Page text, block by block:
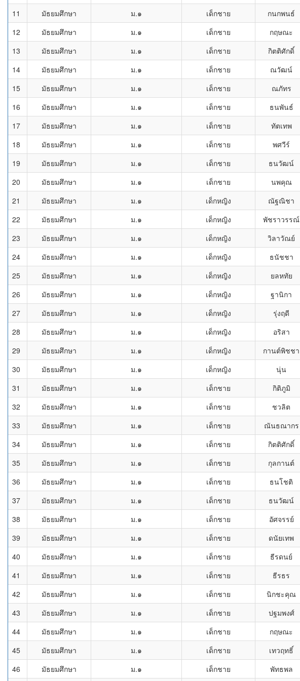
11
มัธยมศึกษา ม.๑ เด็กชาย กนกพนธ์
12
มัธยมศึกษา ม.๑ เด็กชาย กฤษณะ
13
มัธยมศึกษา ม.๑ เด็กชาย กิตติศักดิ์
14
มัธยมศึกษา ม.๑ เด็กชาย ณวัฒน์
15
มัธยมศึกษา ม.๑ เด็กชาย ณภัทร
16
มัธยมศึกษา ม.๑ เด็กชาย ธนพันธ์
17
มัธยมศึกษา ม.๑ เด็กชาย ทัตเทพ
18
มัธยมศึกษา ม.๑ เด็กชาย พศวีร์
19
มัธยมศึกษา ม.๑ เด็กชาย ธนวัฒน์
20
มัธยมศึกษา ม.๑ เด็กชาย นพคุณ
21
มัธยมศึกษา ม.๑ เด็กหญิง ณัฐณิชา
22
มัธยมศึกษา ม.๑ เด็กหญิง พัชราวรรณ์
23
มัธยมศึกษา ม.๑ เด็กหญิง วิลาวัณย์
24
มัธยมศึกษา ม.๑ เด็กหญิง ธนัชชา
25
มัธยมศึกษา ม.๑ เด็กหญิง ยลหทัย
26
มัธยมศึกษา ม.๑ เด็กหญิง ฐานิกา
27
มัธยมศึกษา ม.๑ เด็กหญิง รุ่งฤดี
28
มัธยมศึกษา ม.๑ เด็กหญิง อริสา
29
มัธยมศึกษา ม.๑ เด็กหญิง กานต์พิชชา
30
มัธยมศึกษา ม.๑ เด็กหญิง นุ่น
31
มัธยมศึกษา ม.๑ เด็กชาย กิติภูมิ
32
มัธยมศึกษา ม.๑ เด็กชาย ชวลิต
33
มัธยมศึกษา ม.๑ เด็กชาย ณันธณากร
34
มัธยมศึกษา ม.๑ เด็กชาย กิตติศักดิ์
35
มัธยมศึกษา ม.๑ เด็กชาย กุลกานต์
36
มัธยมศึกษา ม.๑ เด็กชาย ธนโชติ
37
มัธยมศึกษา ม.๑ เด็กชาย ธนวัฒน์
38
มัธยมศึกษา ม.๑ เด็กชาย อัศจรรย์
39
มัธยมศึกษา ม.๑ เด็กชาย ดนัยเทพ
40
มัธยมศึกษา ม.๑ เด็กชาย ธีรดนย์
41
มัธยมศึกษา ม.๑ เด็กชาย ธีรธร
42
มัธยมศึกษา ม.๑ เด็กชาย นิกชะคุณ
43
มัธยมศึกษา ม.๑ เด็กชาย ปฐมพงศ์
44
มัธยมศึกษา ม.๑ เด็กชาย กฤษณะ
45
มัธยมศึกษา ม.๑ เด็กชาย เทวฤทธิ์
46
มัธยมศึกษา ม.๑ เด็กชาย พัทธพล